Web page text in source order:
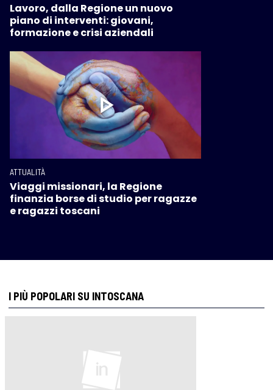
Lavoro, dalla Regione un nuovo
piano di interventi: giovani,
formazione e crisi aziendali
ATTUALITÀ
Viaggi missionari, la Regione
finanzia borse di studio per ragazze
e ragazzi toscani
I PIÙ POPOLARI SU INTOSCANA